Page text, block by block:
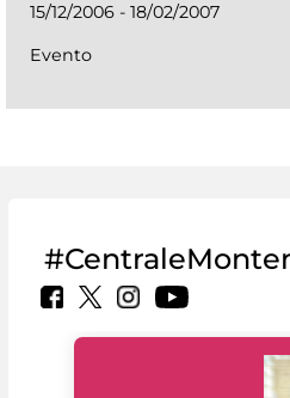
15/12/2006 - 18/02/2007
Evento